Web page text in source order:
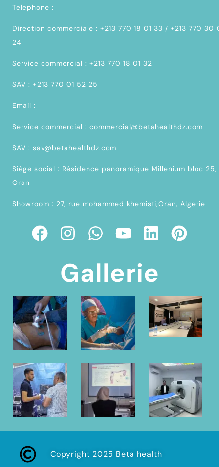
Telephone :
Direction commerciale : +213 770 18 01 33 / +213 770 30
24
Service commercial : +213 770 18 01 32
SAV : +213 770 01 52 25
Email :
Service commercial : commercial@betahealthdz.com
SAV : sav@betahealthdz.com
Siège social : Résidence panoramique Millenium bloc 25,
Oran
Showroom : 27, rue mohammed khemisti,Oran, Algerie
Gallerie
Copyright 2025 Beta health